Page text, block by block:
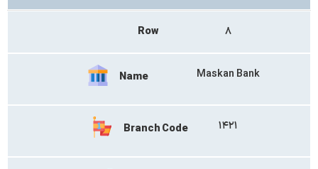
Row ۸
Name Maskan Bank
Branch Code ۱۴۲۱